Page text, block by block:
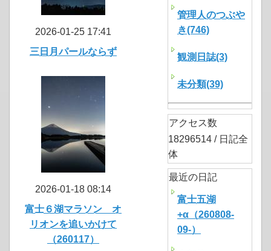
2026-01-25 17:41
三日月パールならず
2026-01-18 08:14
富士６湖マラソン オ
リオンを追いかけて
（260117）
管理人のつぶや
き(746)
観測日誌(3)
未分類(39)
アクセス数
18296514 / 日記全
体
最近の日記
富士五湖
+α（260808-
09-）